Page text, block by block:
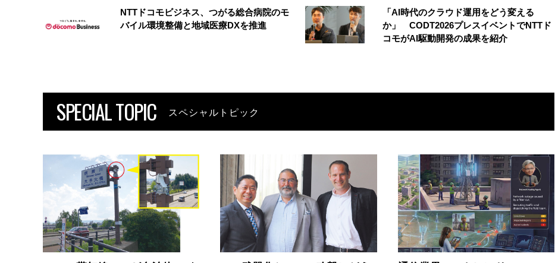
NTTドコモビジネス、つがる総合病院のモ
バイル環境整備と地域医療DXを推進
「AI時代のクラウド運用をどう変える
か」 CODT2026プレスイベントでNTTド
コモがAI駆動開発の成果を紹介
SPECIAL TOPIC スペシャルトピック